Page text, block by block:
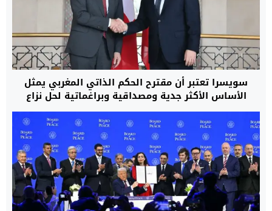
سويسرا تعتبر أن مقترح الحكم الذاتي المغربي يمثل
الأساس الأكثر جدية ومصداقية وبراغماتية لحل نزاع
الصحراء